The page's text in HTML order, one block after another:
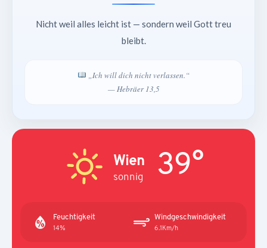
Nicht weil alles leicht ist — sondern weil Gott treu
bleibt.
„Ich will dich nicht verlassen.“
— Hebräer 13,5
Wien
sonnig 39°
Feuchtigkeit
14%
Windgeschwindigkeit
6.1Km/h